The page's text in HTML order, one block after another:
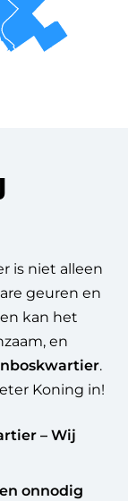
is niet alleen
geuren en
kan het
en
.
Koning in!
– Wij
onnodig